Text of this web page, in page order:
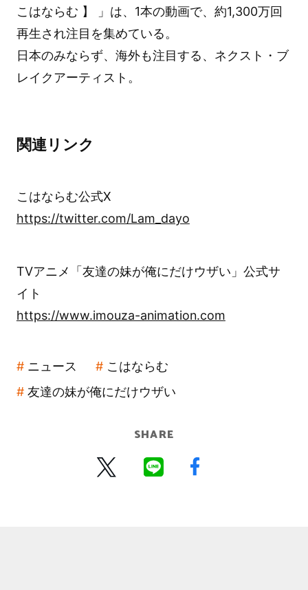
こはならむ 】 」は、1本の動画で、約1,300万回
再生され注目を集めている。
日本のみならず、海外も注目する、ネクスト・ブ
レイクアーティスト。
関連リンク
こはならむ公式X
https://twitter.com/Lam_dayo
TVアニメ「友達の妹が俺にだけウザい」公式サ
イト
https://www.imouza-animation.com
ニュース
こはならむ
友達の妹が俺にだけウザい
SHARE